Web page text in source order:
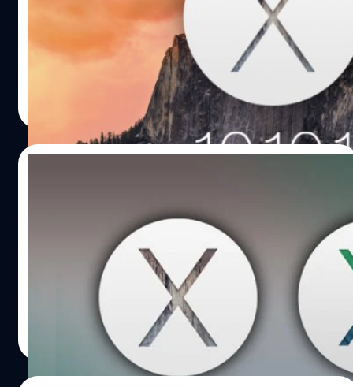
Apple ปล่อยตัวอัพเดท OS X Yosemite "10.10.1" ให้ผู้ใช้งาน
ได้เอาไปใช้งานกันแล้ว
| 4280 days ago
ในสัปดาห์แรกหลังเปิดตัวมากกว่า OS X
Mavericks นิดส์นึง
อัตราการใช้งาน OS X Yosemite ในสัปดาห์แรกหลังจากเปิด
ตัวสูงกว่า OS X Mavericks ซะอีก !
DHANES KAEWMANEE | 4304 days ago